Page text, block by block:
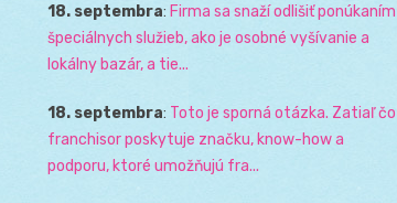
18. septembra: Firma sa snaží odlišiť ponúkaním
špeciálnych služieb, ako je osobné vyšívanie a
lokálny bazár, a tie...
18. septembra: Toto je sporná otázka. Zatiaľ čo
franchisor poskytuje značku, know-how a
podporu, ktoré umožňujú fra...